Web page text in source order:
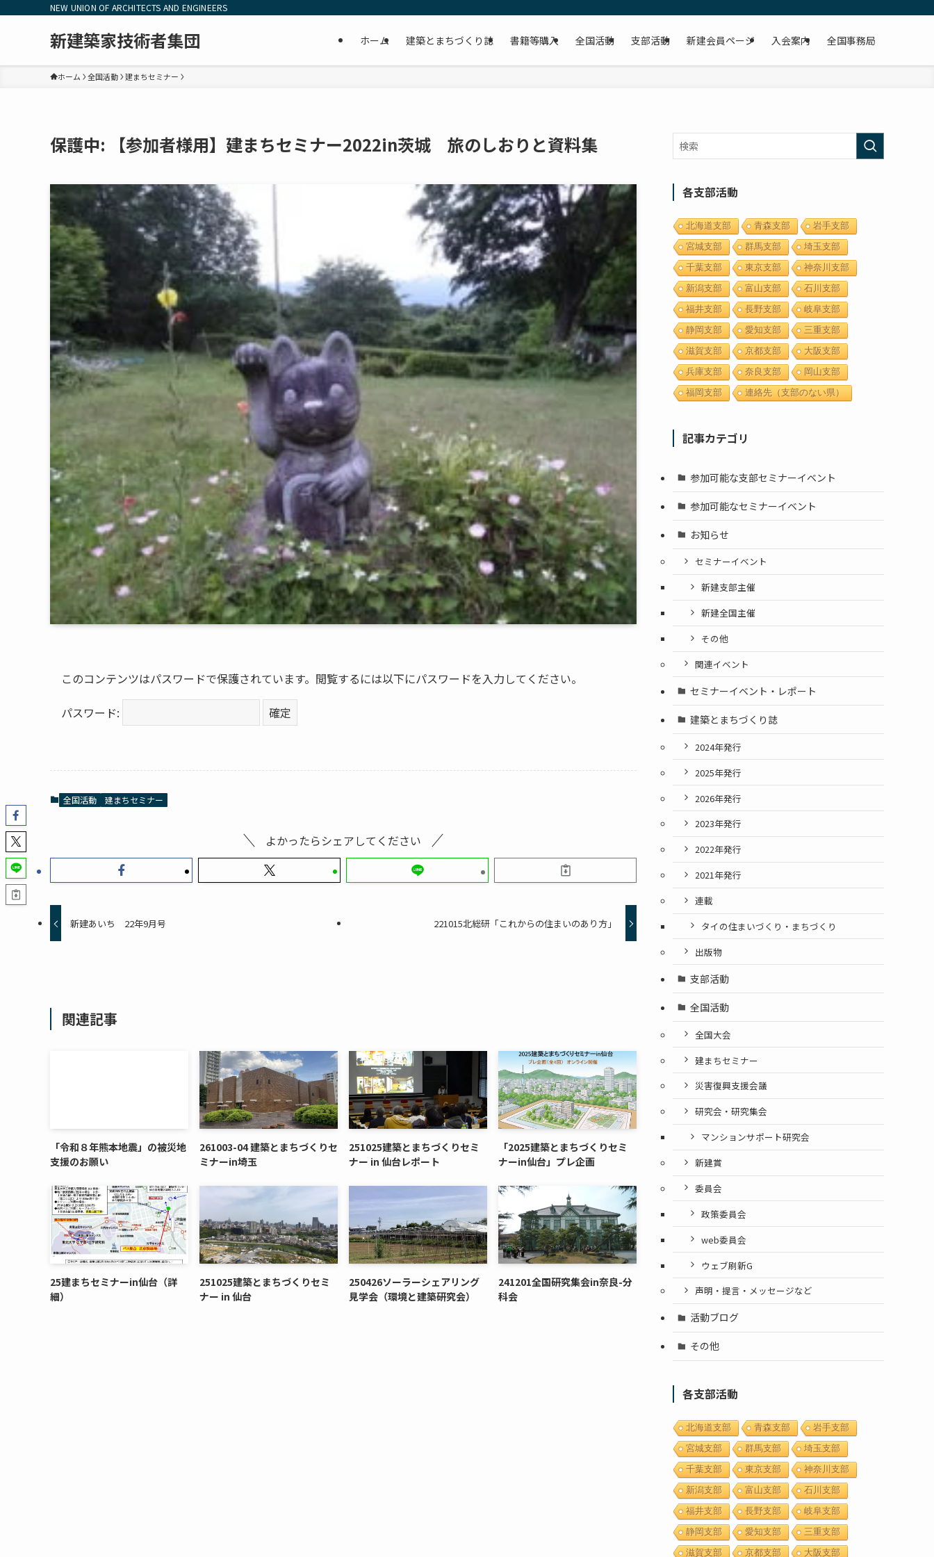
NEW UNION OF ARCHITECTS AND ENGINEERS
新建築家技術者集団 ホーム 建築とまちづくり誌 書籍等購入 全国活動 支部活動 新建会員ページ 入会案内 全国事務局
ホーム 全国活動 建まちセミナー
保護中: 【参加者様用】建まちセミナー2022in茨城 旅のしおりと資料集
このコンテンツはパスワードで保護されています。閲覧するには以下にパスワードを入力してください。
パスワード:
全国活動 建まちセミナー
よかったらシェアしてください
新建あいち 22年9月号 221015北総研「これからの住まいのあり方」
関連記事
「令和８年熊本地震」の被災地
支援のお願い
261003-04 建築とまちづくりセ
ミナーin埼玉
251025建築とまちづくりセミ
ナー in 仙台レポート
「2025建築とまちづくりセミ
ナーin仙台」プレ企画
25建まちセミナーin仙台（詳
細）
251025建築とまちづくりセミ
ナー in 仙台
250426ソーラーシェアリング
見学会（環境と建築研究会）
241201全国研究集会in奈良-分
科会
各支部活動
北海道支部 青森支部
岩手支部
宮城支部
群馬支部
埼玉支部
千葉支部
東京支部
神奈川支部
新潟支部
富山支部
石川支部
福井支部
長野支部
岐阜支部
静岡支部
愛知支部
三重支部
滋賀支部
京都支部
大阪支部
兵庫支部
奈良支部
岡山支部
福岡支部
連絡先（支部のない県）
記事カテゴリ
参加可能な支部セミナーイベント
参加可能なセミナーイベント
お知らせ
セミナーイベント
新建支部主催
新建全国主催
その他
関連イベント
セミナーイベント・レポート
建築とまちづくり誌
2024年発行
2025年発行
2026年発行
2023年発行
2022年発行
2021年発行
連載
タイの住まいづくり・まちづくり
出版物
支部活動
全国活動
全国大会
建まちセミナー
災害復興支援会議
研究会・研究集会
マンションサポート研究会
新建賞
委員会
政策委員会
web委員会
ウェブ刷新G
声明・提言・メッセージなど
活動ブログ
その他
各支部活動
北海道支部 青森支部
岩手支部
宮城支部
群馬支部
埼玉支部
千葉支部
東京支部
神奈川支部
新潟支部
富山支部
石川支部
福井支部
長野支部
岐阜支部
静岡支部
愛知支部
三重支部
滋賀支部
京都支部 大阪支部